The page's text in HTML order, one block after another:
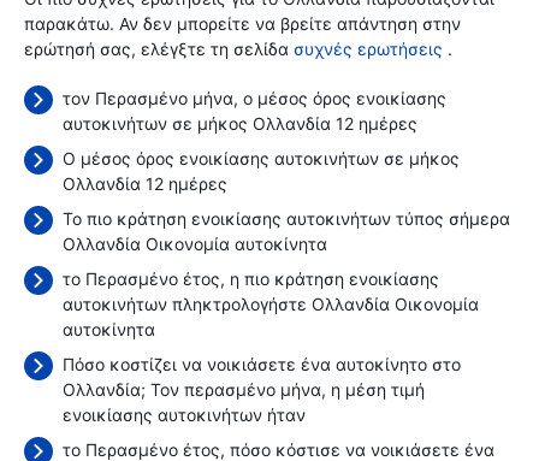
παρακάτω. Αν δεν μπορείτε να βρείτε απάντηση στην
ερώτησή σας, ελέγξτε τη σελίδα συχνές ερωτήσεις .
τον Περασμένο μήνα, ο μέσος όρος ενοικίασης
αυτοκινήτων σε μήκος Ολλανδία 12 ημέρες
Ο μέσος όρος ενοικίασης αυτοκινήτων σε μήκος
Ολλανδία 12 ημέρες
Το πιο κράτηση ενοικίασης αυτοκινήτων τύπος σήμερα
Ολλανδία Οικονομία αυτοκίνητα
το Περασμένο έτος, η πιο κράτηση ενοικίασης
αυτοκινήτων πληκτρολογήστε Ολλανδία Οικονομία
αυτοκίνητα
Πόσο κοστίζει να νοικιάσετε ένα αυτοκίνητο στο
Ολλανδία; Τον περασμένο μήνα, η μέση τιμή
ενοικίασης αυτοκινήτων ήταν
το Περασμένο έτος, πόσο κόστισε να νοικιάσετε ένα